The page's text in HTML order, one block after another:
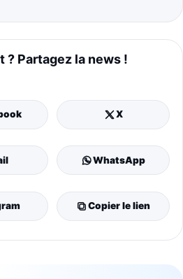
? Partagez la news !
X
WhatsApp
Copier le lien